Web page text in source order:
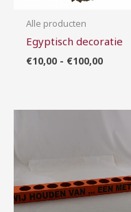
Alle producten
Egyptisch decoratie
€10,00 - €100,00